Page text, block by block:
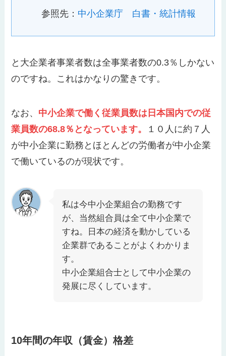
参照先： 中小企業庁 白書・統計情報
と大企業者事業者数は全事業者数の0.3％しかない
のですね。これはかなりの驚きです。
なお、 中小企業で働く従業員数は日本国内での従
業員数の68.8％となっています。
１０人に約７人
が中小企業に勤務とほとんどの労働者が中小企業
で働いているのが現状です。
私は今中小企業組合の勤務です
が、当然組合員は全て中小企業で
すね。日本の経済を動かしている
企業群であることがよくわかりま
す。
中小企業組合士として中小企業の
発展に尽くしています。
10年間の年収（賃金）格差